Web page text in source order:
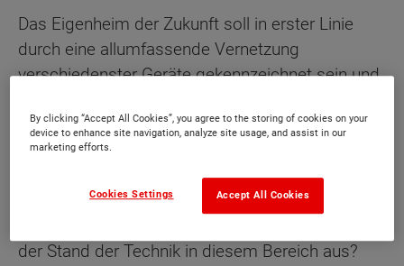
Das Eigenheim der Zukunft soll in erster Linie
durch eine allumfassende Vernetzung
verschiedenster Geräte gekennzeichnet sein und
Integration von hochmoderner Sensor- und
Netzwerktechnik den Nutzungskomfort steigern,
während gleichzeitig die Energiekosten
geringgehalten werden. Doch wie realistisch ist
der Stand der Technik in diesem Bereich aus?
By clicking “Accept All Cookies”, you agree to the storing of cookies on your
device to enhance site navigation, analyze site usage, and assist in our
marketing efforts.
Accept All Cookies
Cookies Settings